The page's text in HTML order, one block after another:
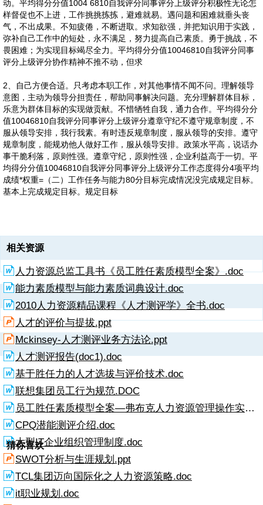
动。平均得分分值1004 6810自我评分同事评分上级评分积极性无论怎
样督促也不上进，工作挑挑拣拣，避难就易。遇问题和困难就垂头丧
气，不出成果。不知疲倦，不断进取。求知欲强，并把知识用于实践，
弥补自己工作中的短处，永不满足，努力提高自己素质。勇于挑战，不
畏困难；为实现目标竭尽全力。平均得分分值10046810自我评分同事
评分上级评分协作精神不推不动，但求
2、自己方便合适。只考虑本职工作，对其他事情不闻不问。理解领导
意图，主动为领导分担责任，帮助同事解决问题。充分理解群体目标，
乐意为群体目标的实现做贡献。不惜牺牲自我，通力合作。平均得分分
值10046810自我评分同事评分上级评分遵章守纪不遵守规章制度，不
服从领导安排，我行我素。有时违反规章制度，服从领导的安排。遵守
规章制度，能规劝他人做好工作，服从领导安排。政策水平高，说话办
事干脆利落，原则性强。遵章守纪，原则性强，企业利益高于一切。平
均得分分值10046810自我评分同事评分上级评分工作态度得分4项平均
成绩*权重=（二）工作任务与能力80分目标完成情况没完成规定目标。
基本上完成规定目标。规定目标
劣，经常出现差错。一般能完成工作任务，质量处于平均水平。能完成
任务，工作质量比较好。按期完成任务，工作质量较高，无重大失误差
错。提前完成任务，工作质量突出，无差错。平均得分分值10046810
自我评分同事评分上级评分工作效率工作效率低，经常完不成任务。工
作效率较低，需要别人帮助才能完成任务。工作效率一般，能按时完成
任务，基本保证质量。工作效率较高，能及时保质保量完成任务。工作
效率高，完成任务速度快，质量高，效益好。平均得分分值10046810
自我评分同事评分上级评分专业
有少许学习记录。懂得本专业的知识，并有一定广度和深度。年度有基
本课时的学习记录。本专业知识扎实，接受新技术较快，运用合理，年
度有标准课时的学习记录。具备全面的知识，能运用自如，年度有详细
标准课时的学习记录。平均得分分值10046810自我评分同事评分上级
评分计划性在上级的帮助及指导监督下，不能有效制定自我工作计划，
把握计划的合理性与严谨性。在上级的帮助及指导监督下，能够基本有
效制定自我工作计划；计划的合理性与严谨性很差。能够独立定制个人
工作计划，并且合理性与严谨度能达到基本要
求。能够把握本部门的工作目标，定制工作计划。准确划定工作和项目
的期限及难度。对于质量与效率也有足够的把握。平均得分分值
10046810自我评分同事评分上级评分创新能力依赖原有技术，无创
新。依据前人已有观点，自己变形。年度创新1-2项。自己可根据前人
的观点，提出自己的观点。年度创新3项。较有创新，能通过自己的摸
索提出新观点、新技术。年度创新4项。技术上有创新，想像力丰富，
合理性强。年度创新5项。平均得分分值10046810自我评分同事评分上
级评分发现解决问题能力看不到问题，遇到问题束手无策。能发现问
题，但拖拖拉拉，解决很慢。能及时发现问题，对一般问题能作出决
断。发现问题及时，处理问题当机立断，雷厉风行，解决问题能力较
强。在任何情况下，都能发现问题，解决问题，且不出现差错。平均得
分分值10046810自我评分同事评分上级评分工作成绩与能力得分7项平
均成绩*权重=（三）出勤及奖惩、出勤：迟到、早退 次0.5 + 旷工 天2
+事假 天0.4 +病假 天 0.2= 分、处罚：警告 次1 +小过 次3 +大过 次9 =
分、奖励：表扬 次1 +小功 次3 +大功 次9 = 分合 计：总 分（一）+
（二）+（三）=评价等级A+100分以上（含100分） A9199分 B8190分
C71-80分 D61-70分直接上级签字
相关资源
人力资源总监工具书《员工胜任素质模型全案》.doc
能力素质模型与能力素质词典设计.doc
2010人力资源精品课程《人才测评学》全书.doc
人才的评价与提拔.ppt
Mckinsey-人才测评业务方法论.ppt
人才测评报告(doc1).doc
基于胜任力的人才选拔与评价技术.doc
联想集团员工行为规范.DOC
员工胜任素质模型全案—弗布克人力资源管理操作实务系列.doc
CPQ潜能测评介绍.doc
猜你喜欢
大型IT企业组织管理制度.doc
SWOT分析与生涯规划.ppt
TCL集团迈向国际化之人力资源策略.doc
it职业规划.doc